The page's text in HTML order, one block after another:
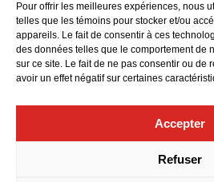
Pour offrir les meilleures expériences, nous
telles que les témoins pour stocker et/ou
appareils. Le fait de consentir à ces
des données telles que le comportement de
sur ce site. Le fait de ne pas consentir ou de
avoir un effet négatif sur certaines
Accepter
Refuser
Cliquez pour accepter les
et activer ce formulaire
l'infolettre
Politique de confidentialité|Gérer le